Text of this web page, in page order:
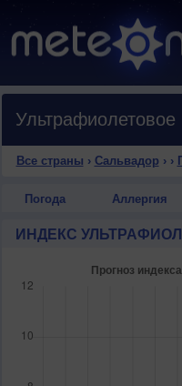
Все страны › Сальвадор › ›
Погода Аллергия
ИНДЕКС